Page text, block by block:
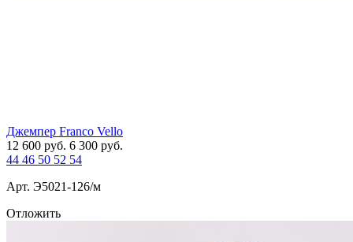
Джемпер Franco Vello
12 600 руб. 6 300 руб.
44 46 50 52 54
Арт. Э5021-126/м
Отложить